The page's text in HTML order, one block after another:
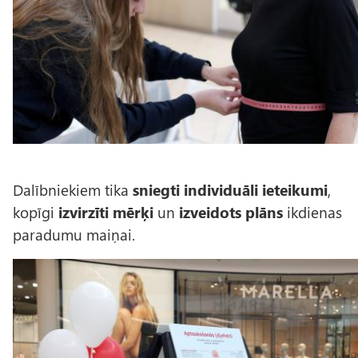
s
Dalībniekiem tika sniegti individuāli ieteikumi,
kopīgi izvirzīti mērķi un izveidots plāns ikdienas
paradumu maiņai.
t
t
ē